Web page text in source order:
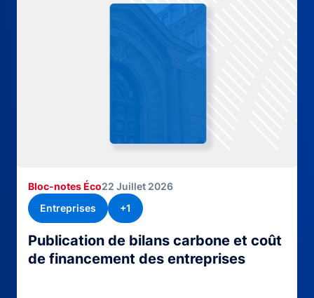
Publication de bilans carbone et coût
de financement des entreprises
Bloc-notes Éco22 Juillet 2026
Entreprises
+1